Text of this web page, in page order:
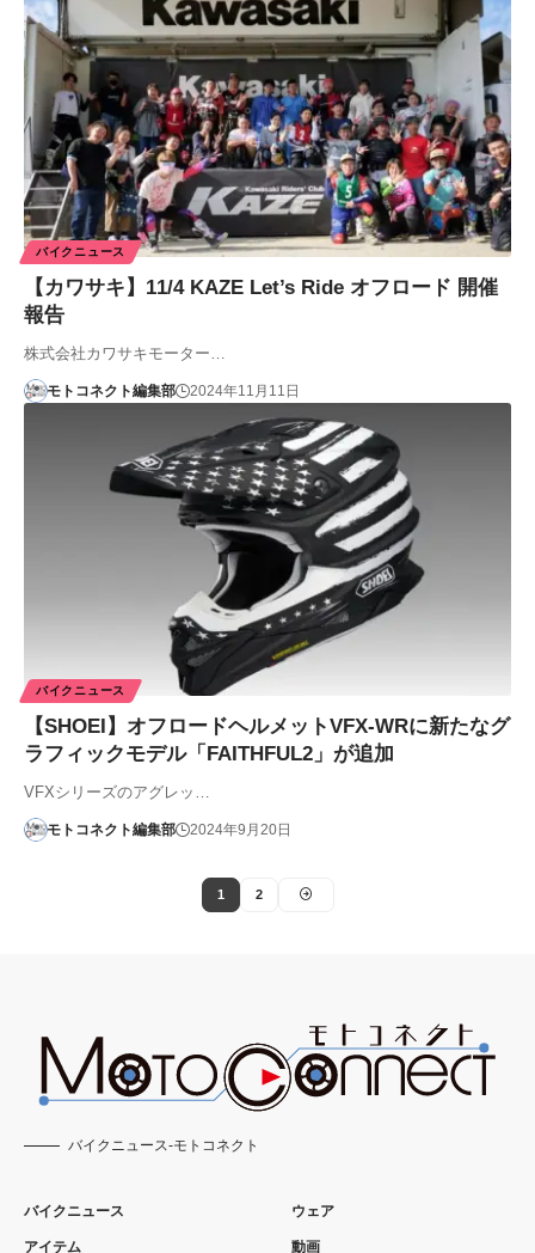
バイクニュース
【カワサキ】11/4 KAZE Let’s Ride オフロード 開催
報告
株式会社カワサキモーター…
モトコネクト編集部 2024年11月11日
バイクニュース
【SHOEI】オフロードヘルメットVFX-WRに新たなグ
ラフィックモデル「FAITHFUL2」が追加
VFXシリーズのアグレッ…
モトコネクト編集部 2024年9月20日
1 2
バイクニュース-モトコネクト
バイクニュース
アイテム
ウェア
動画